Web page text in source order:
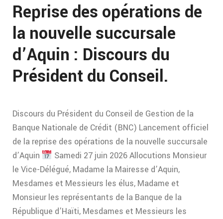
Reprise des opérations de
la nouvelle succursale
d’Aquin : Discours du
Président du Conseil.
Discours du Président du Conseil de Gestion de la
Banque Nationale de Crédit (BNC) Lancement officiel
de la reprise des opérations de la nouvelle succursale
d’Aquin
Samedi 27 juin 2026 Allocutions Monsieur
le Vice-Délégué, Madame la Mairesse d’Aquin,
Mesdames et Messieurs les élus, Madame et
Monsieur les représentants de la Banque de la
République d’Haïti, Mesdames et Messieurs les